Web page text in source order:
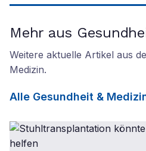
Mehr aus
Weitere aktuelle Artikel aus
Medizin.
Alle Gesundheit &